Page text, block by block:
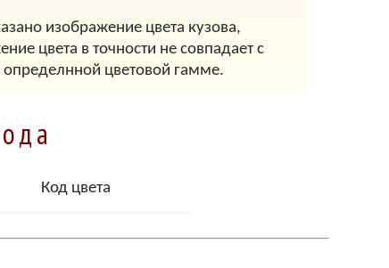
изображение цвета кузова,
цвета в точности не совпадает с
цветовой гамме.
Код цвета